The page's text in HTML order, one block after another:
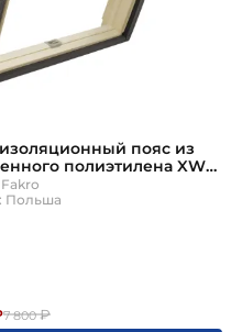
пояс из
полиэтилена XWT-
55х98см Fakro
Польша
7 800₽